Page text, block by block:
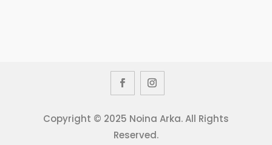
Copyright © 2025 Noina Arka. All Rights
Reserved.